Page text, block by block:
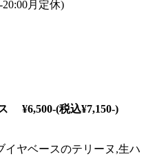
月定休)
¥6,500-(税込¥7,150-)
ヤベースのテリーヌ,生ハ